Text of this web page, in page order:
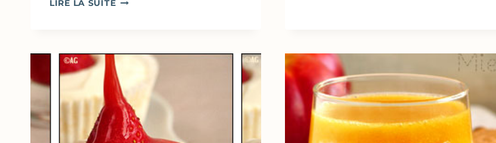
LIRE LA SUITE
CHÈVRE
–
PÂTE
BRISÉE
À
LA
FARINE